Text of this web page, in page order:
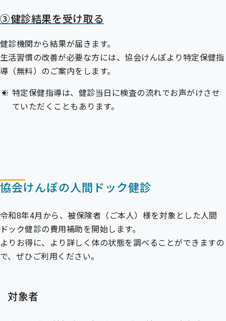
③健診結果を受け取る
健診機関から結果が届きます。
生活習慣の改善が必要な方には、協会けんぽより特定保健指
導（無料）のご案内をします。
特定保健指導は、健診当日に検査の流れでお声がけさせ
ていただくこともあります。
協会けんぽの人間ドック健診
令和8年4月から、被保険者（ご本人）様を対象とした人間
ドック健診の費用補助を開始します。
よりお得に、より詳しく体の状態を調べることができますの
で、ぜひご利用ください。
対象者